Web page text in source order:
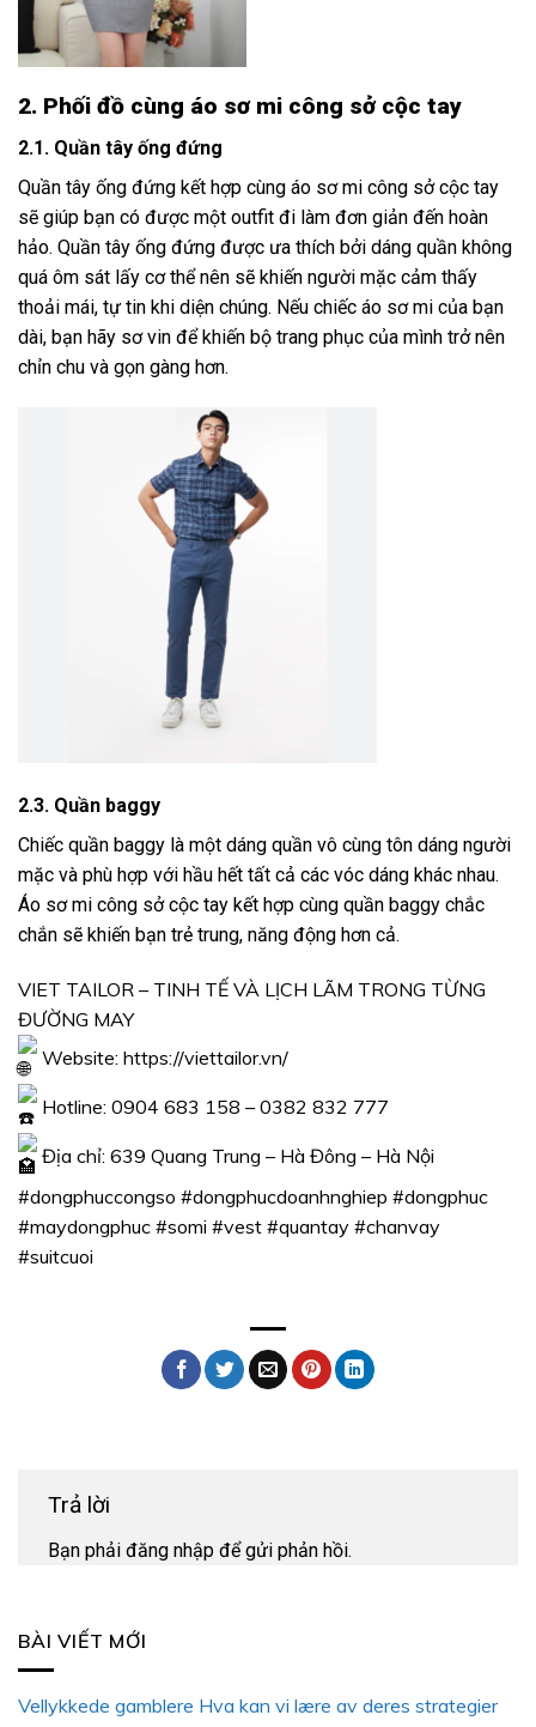
BÀI VIẾT MỚI
Vellykkede gamblere Hva kan vi lære av deres strategier
2. Phối đồ cùng áo sơ mi công sở cộc tay
2.1. Quần tây ống đứng
Quần tây ống đứng kết hợp cùng áo sơ mi công sở cộc tay
sẽ giúp bạn có được một outfit đi làm đơn giản đến hoàn
hảo. Quần tây ống đứng được ưa thích bởi dáng quần không
quá ôm sát lấy cơ thể nên sẽ khiến người mặc cảm thấy
thoải mái, tự tin khi diện chúng. Nếu chiếc áo sơ mi của bạn
dài, bạn hãy sơ vin để khiến bộ trang phục của mình trở nên
chỉn chu và gọn gàng hơn.
2.3. Quần baggy
Chiếc quần baggy là một dáng quần vô cùng tôn dáng người
mặc và phù hợp với hầu hết tất cả các vóc dáng khác nhau.
Áo sơ mi công sở cộc tay kết hợp cùng quần baggy chắc
chắn sẽ khiến bạn trẻ trung, năng động hơn cả.
VIET TAILOR – TINH TẾ VÀ LỊCH LÃM TRONG TỪNG
ĐƯỜNG MAY
Website: https://viettailor.vn/
Hotline: 0904 683 158 – 0382 832 777
Địa chỉ: 639 Quang Trung – Hà Đông – Hà Nội
#dongphuccongso #dongphucdoanhnghiep #dongphuc
#maydongphuc #somi #vest #quantay #chanvay
#suitcuoi
Trả lời
Bạn phải đăng nhập để gửi phản hồi.